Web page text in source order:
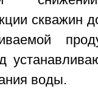
скважин
воды.